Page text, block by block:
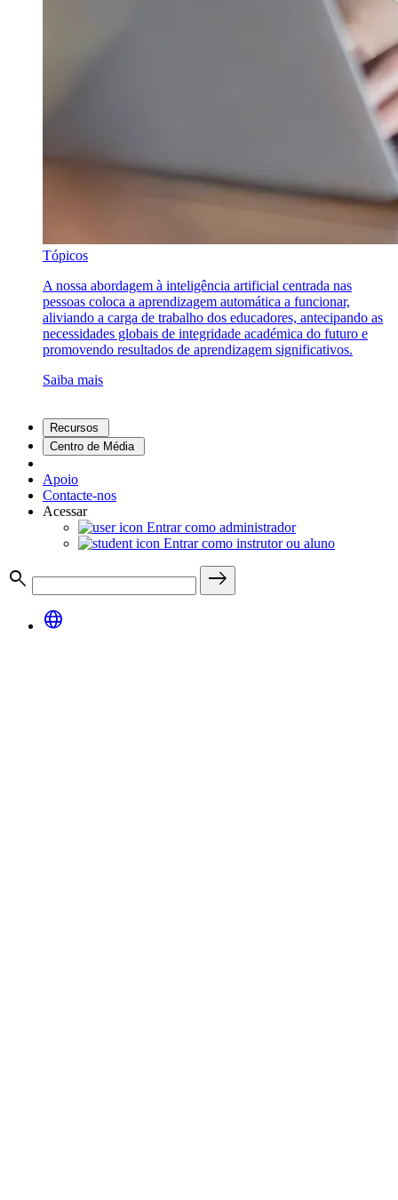
Tópicos
A nossa abordagem à inteligência artificial centrada nas
pessoas coloca a aprendizagem automática a funcionar,
aliviando a carga de trabalho dos educadores, antecipando as
necessidades globais de integridade académica do futuro e
promovendo resultados de aprendizagem significativos.
Saiba mais
Recursos
Centro de Média
Apoio
Contacte-nos
Acessar
Entrar como administrador
Entrar como instrutor ou aluno
search
east
language